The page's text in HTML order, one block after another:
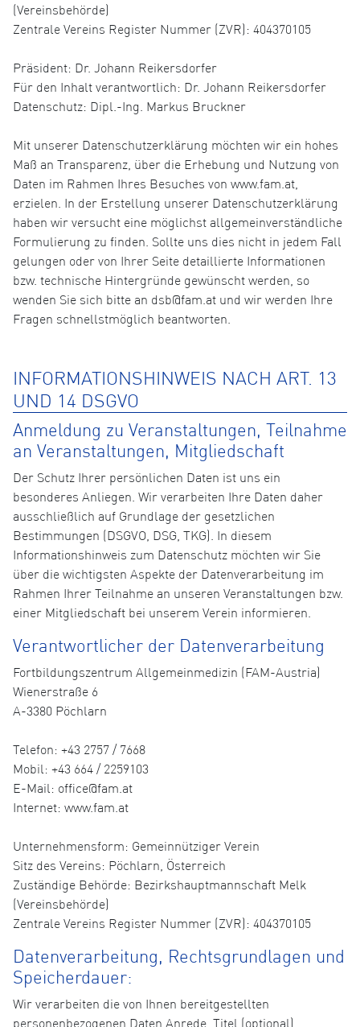
(Vereinsbehörde)
Zentrale Vereins Register Nummer (ZVR): 404370105
Präsident: Dr. Johann Reikersdorfer
Für den Inhalt verantwortlich: Dr. Johann Reikersdorfer
Datenschutz: Dipl.-Ing. Markus Bruckner
Mit unserer Datenschutzerklärung möchten wir ein hohes
Maß an Transparenz, über die Erhebung und Nutzung von
Daten im Rahmen Ihres Besuches von www.fam.at,
erzielen. In der Erstellung unserer Datenschutzerklärung
haben wir versucht eine möglichst allgemeinverständliche
Formulierung zu finden. Sollte uns dies nicht in jedem Fall
gelungen oder von Ihrer Seite detaillierte Informationen
bzw. technische Hintergründe gewünscht werden, so
wenden Sie sich bitte an dsb@fam.at und wir werden Ihre
Fragen schnellstmöglich beantworten.
INFORMATIONSHINWEIS NACH ART. 13
UND 14 DSGVO
Anmeldung zu Veranstaltungen, Teilnahme
an Veranstaltungen, Mitgliedschaft
Der Schutz Ihrer persönlichen Daten ist uns ein
besonderes Anliegen. Wir verarbeiten Ihre Daten daher
ausschließlich auf Grundlage der gesetzlichen
Bestimmungen (DSGVO, DSG, TKG). In diesem
Informationshinweis zum Datenschutz möchten wir Sie
über die wichtigsten Aspekte der Datenverarbeitung im
Rahmen Ihrer Teilnahme an unseren Veranstaltungen bzw.
einer Mitgliedschaft bei unserem Verein informieren.
Verantwortlicher der Datenverarbeitung
Fortbildungszentrum Allgemeinmedizin (FAM-Austria)
Wienerstraße 6
A-3380 Pöchlarn
Telefon: +43 2757 / 7668
Mobil: +43 664 / 2259103
E-Mail: office@fam.at
Internet: www.fam.at
Unternehmensform: Gemeinnütziger Verein
Sitz des Vereins: Pöchlarn, Österreich
Zuständige Behörde: Bezirkshauptmannschaft Melk
(Vereinsbehörde)
Zentrale Vereins Register Nummer (ZVR): 404370105
Datenverarbeitung, Rechtsgrundlagen und
Speicherdauer:
Wir verarbeiten die von Ihnen bereitgestellten
personenbezogenen Daten Anrede, Titel (optional),